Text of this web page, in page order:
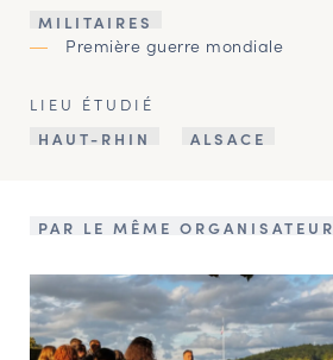
MILITAIRES
Première guerre mondiale
LIEU ÉTUDIÉ
HAUT-RHIN
ALSACE
PAR LE MÊME ORGANISATEUR